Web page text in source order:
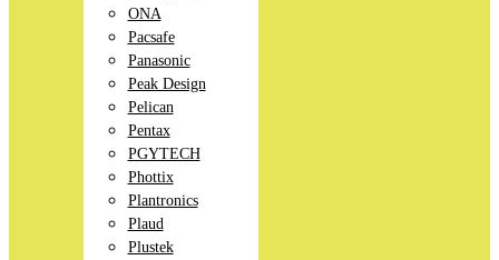
ONA
Pacsafe
Panasonic
Peak Design
Pelican
Pentax
PGYTECH
Phottix
Plantronics
Plaud
Plustek